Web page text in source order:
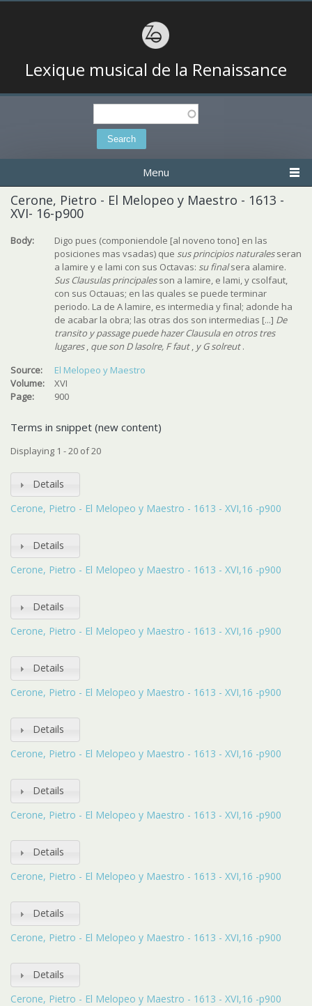
Lexique musical de la Renaissance
Search
Menu
Cerone, Pietro - El Melopeo y Maestro - 1613 -
XVI- 16-p900
Body:
Digo pues (componiendole [al noveno tono] en las
posiciones mas vsadas) que sus principios naturalesseran
a lamire y e lami con sus Octavas: su finalsera alamire.
Sus Clausulas principalesson a lamire, e lami, y csolfaut,
con sus Octauas; en las quales se puede terminar
periodo. La de A lamire, es intermedia y final; adonde ha
de acabar la obra; las otras dos son intermedias [...] De
transito y passage puede hazer Clausula en otros tres
lugares, que son D lasolre, F faut, y G solreut.
Source:
El Melopeo y Maestro
Volume:
XVI
Page:
900
Terms in snippet (new content)
Displaying 1 - 20 of 20
Details
Cerone, Pietro - El Melopeo y Maestro - 1613 - XVI,16 -p900
Details
Cerone, Pietro - El Melopeo y Maestro - 1613 - XVI,16 -p900
Details
Cerone, Pietro - El Melopeo y Maestro - 1613 - XVI,16 -p900
Details
Cerone, Pietro - El Melopeo y Maestro - 1613 - XVI,16 -p900
Details
Cerone, Pietro - El Melopeo y Maestro - 1613 - XVI,16 -p900
Details
Cerone, Pietro - El Melopeo y Maestro - 1613 - XVI,16 -p900
Details
Cerone, Pietro - El Melopeo y Maestro - 1613 - XVI,16 -p900
Details
Cerone, Pietro - El Melopeo y Maestro - 1613 - XVI,16 -p900
Details
Cerone, Pietro - El Melopeo y Maestro - 1613 - XVI,16 -p900